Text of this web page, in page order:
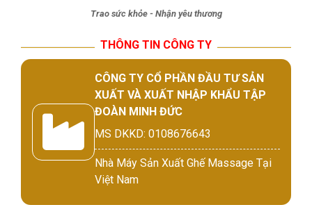
Trao sức khỏe - Nhận yêu thương
THÔNG TIN CÔNG TY
CÔNG TY CỔ PHẦN ĐẦU TƯ SẢN
XUẤT VÀ XUẤT NHẬP KHẨU TẬP
ĐOÀN MINH ĐỨC
MS DKKD: 0108676643
Nhà Máy Sản Xuất Ghế Massage Tại
Việt Nam